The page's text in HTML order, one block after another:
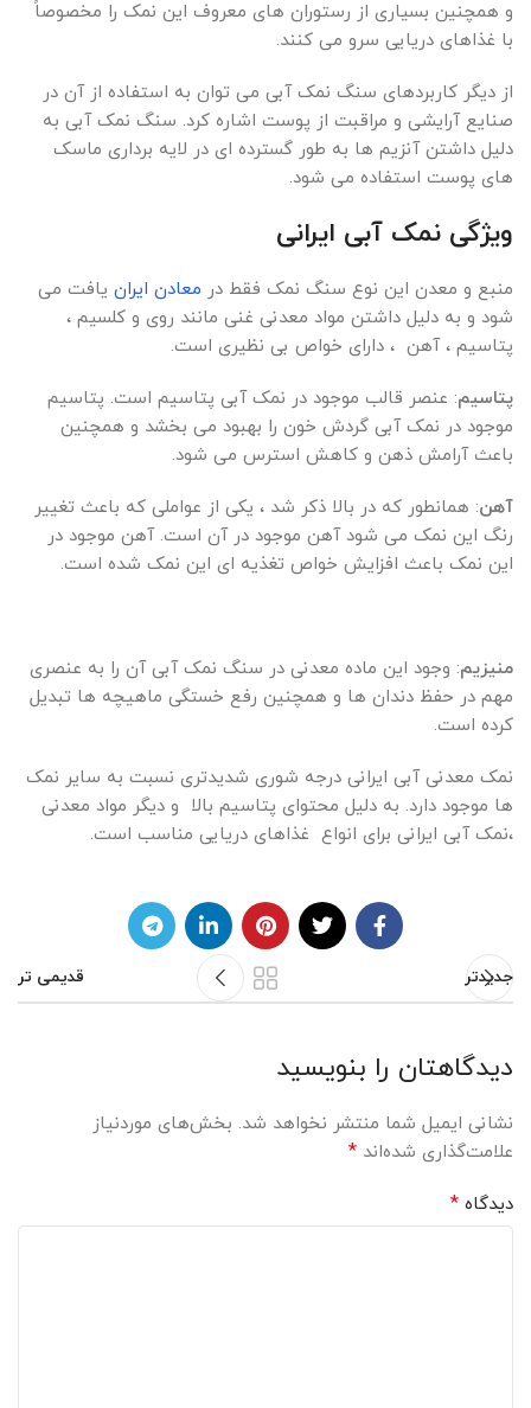
و همچنین بسیاری از رستوران های معروف این نمک را مخصوصاً
با غذاهای دریایی سرو می کنند.
از دیگر کاربردهای سنگ نمک آبی می توان به استفاده از آن در
صنایع آرایشی و مراقبت از پوست اشاره کرد. سنگ نمک آبی به
دلیل داشتن آنزیم ها به طور گسترده ای در لایه برداری ماسک
های پوست استفاده می شود.
ویژگی نمک آبی ایرانی
منبع و معدن این نوع سنگ نمک فقط در معادن ایران یافت می
شود و به دلیل داشتن مواد معدنی غنی مانند روی و کلسیم ،
پتاسیم ، آهن ، دارای خواص بی نظیری است.
پتاسیم: عنصر قالب موجود در نمک آبی پتاسیم است. پتاسیم
موجود در نمک آبی گردش خون را بهبود می بخشد و همچنین
باعث آرامش ذهن و کاهش استرس می شود.
آهن: همانطور که در بالا ذکر شد ، یکی از عواملی که باعث تغییر
رنگ این نمک می شود آهن موجود در آن است. آهن موجود در
این نمک باعث افزایش خواص تغذیه ای این نمک شده است.
منیزیم: وجود این ماده معدنی در سنگ نمک آبی آن را به عنصری
مهم در حفظ دندان ها و همچنین رفع خستگی ماهیچه ها تبدیل
کرده است.
نمک معدنی آبی ایرانی درجه شوری شدیدتری نسبت به سایر نمک
ها موجود دارد. به دلیل محتوای پتاسیم بالا و دیگر مواد معدنی
،نمک آبی ایرانی برای انواع غذاهای دریایی مناسب است.
جدیدتر قدیمی تر
دیدگاهتان را بنویسید
نشانی ایمیل شما منتشر نخواهد شد. بخش‌های موردنیاز
علامت‌گذاری شده‌اند *
دیدگاه *